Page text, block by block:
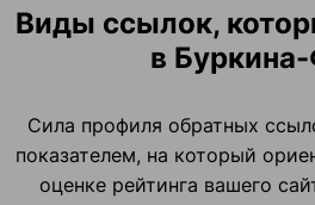
Виды ссылок,
в
Сила профиля обратных
показателем, на который
оценке рейтинга вашего